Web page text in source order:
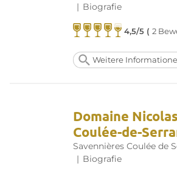
| Biografie
4,5/5 (2
Weitere
Domaine
Coulée-de-
Savennières Coulée de
| Biografie